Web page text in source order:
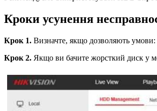
Кроки усунення
Крок 1. Визначте, якщо дозволяють умови:
Крок 2. Якщо ви бачите жорсткий диск у